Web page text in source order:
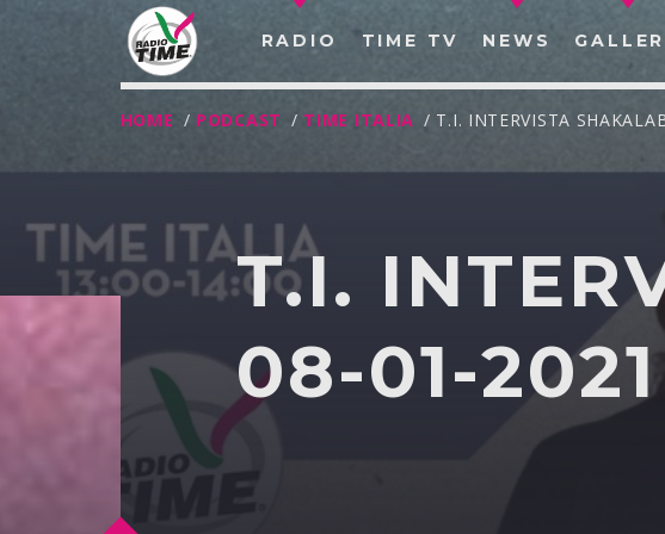
RADIO TIME TV NEWS
HOME / PODCAST / TIME ITALIA / T.I. INTERVISTA
T.I.
08-01-2021